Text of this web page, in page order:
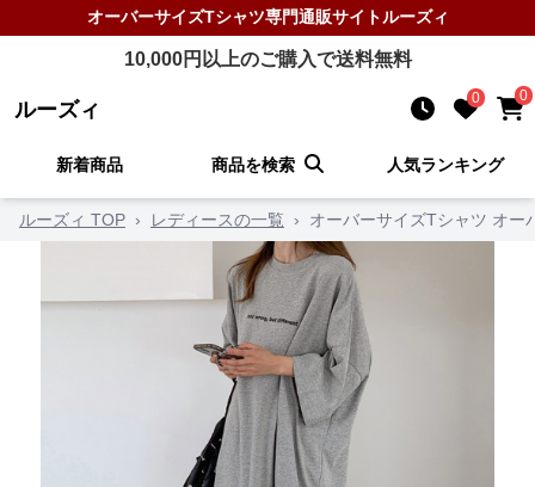
オーバーサイズTシャツ専門通販サイトルーズィ
10,000円以上のご購入で送料無料
ルーズィ 0 0
新着商品 商品を検索 人気ランキング
ルーズィ TOP › レディースの一覧 › オーバーサイズTシャツ オー